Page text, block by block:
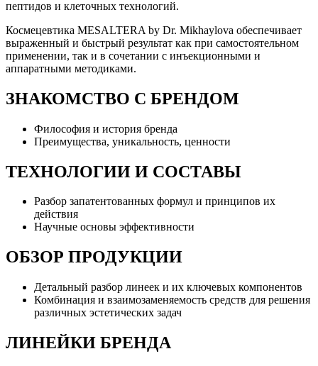
пептидов и клеточных технологий.
Космецевтика MESALTERA by Dr. Mikhaylova обеспечивает
выраженный и быстрый результат как при самостоятельном
применении, так и в сочетании с инъекционными и
аппаратными методиками.
ЗНАКОМСТВО С БРЕНДОМ
Философия и история бренда
Преимущества, уникальность, ценности
ТЕХНОЛОГИИ И СОСТАВЫ
Разбор запатентованных формул и принципов их
действия
Научные основы эффективности
ОБЗОР ПРОДУКЦИИ
Детальный разбор линеек и их ключевых компонентов
Комбинация и взаимозаменяемость средств для решения
различных эстетических задач
ЛИНЕЙКИ БРЕНДА